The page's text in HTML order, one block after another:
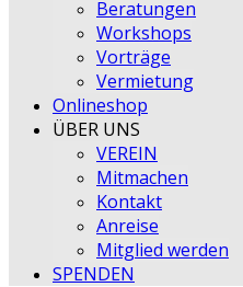
Beratungen
Workshops
Vorträge
Vermietung
Onlineshop
ÜBER UNS
VEREIN
Mitmachen
Kontakt
Anreise
Mitglied werden
SPENDEN